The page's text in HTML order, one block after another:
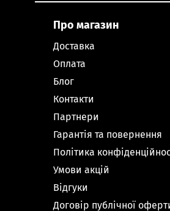
Про магазин
Доставка
Оплата
Блог
Контакти
Партнери
Гарантія та повернення
Політика
Умови акцій
Відгуки
Договір публічної